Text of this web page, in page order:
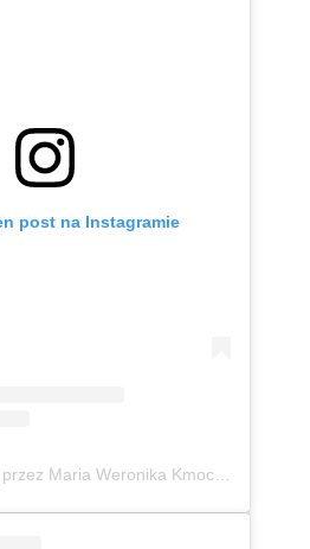
post na Instagramie
Post udostępniony przez Maria Weronika Kmoch 🦄 Kurpianka w wielkim świecie (@mwkmoch)